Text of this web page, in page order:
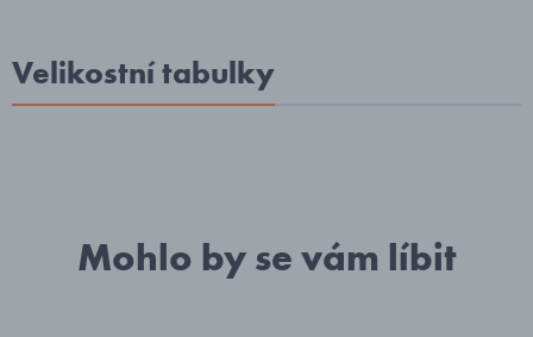
Velikostní tabulky
Mohlo by se vám líbit